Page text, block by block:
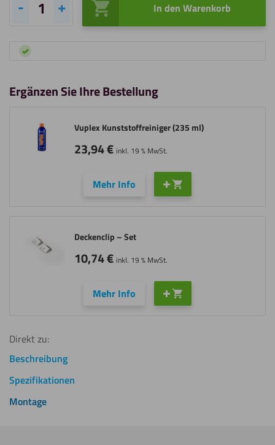
Aufhängesystem
In den Warenkorb
Ergänzen Sie Ihre Bestellung
Mehr Info
Vuplex Kunststoffreiniger (235 ml)
23,94€ inkl. 19 % MwSt.
Mehr Info
Deckenclip – Set
10,74€ inkl. 19 % MwSt.
Direkt zu:
Beschreibung
Spezifikationen
Montage